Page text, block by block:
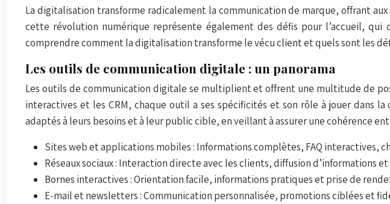
La digitalisation transforme radicalement la communication de marque, offrant
cette révolution numérique représente également des défis pour l’accueil,
comprendre comment la digitalisation transforme le vécu client et quels sont les
Les outils de communication digitale : un panorama
Les outils de communication digitale se multiplient et offrent une multitude de
interactives et les CRM, chaque outil a ses spécificités et son rôle à jouer dans
adaptés à leurs besoins et à leur public cible, en veillant à assurer une cohérence
Sites web et applications mobiles : Informations complètes, FAQ interactives,
Réseaux sociaux : Interaction directe avec les clients, diffusion d’informations
Bornes interactives : Orientation facile, informations pratiques et prise de
E-mail et newsletters : Communication personnalisée, promotions ciblées et